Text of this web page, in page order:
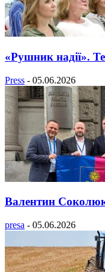
«Рушник надії».
Press - 05.06.2026
Валентин Соколюк
presa - 05.06.2026